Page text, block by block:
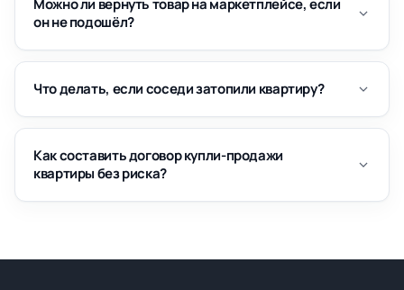
Можно ли вернуть товар на маркетплейсе, если
он не подошёл?
Что делать, если соседи затопили квартиру?
Как составить договор купли-продажи
квартиры без риска?